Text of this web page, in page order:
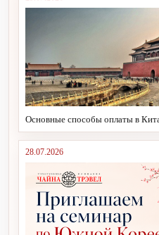
Основные способы оплаты в
28.07.2026